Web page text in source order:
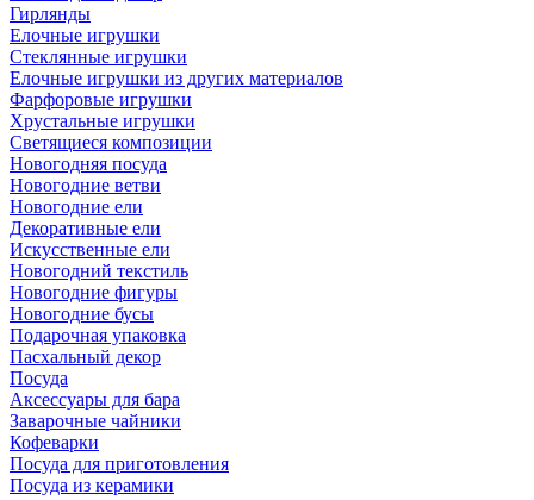
Гирлянды
Елочные игрушки
Стеклянные игрушки
Елочные игрушки из других материалов
Фарфоровые игрушки
Хрустальные игрушки
Светящиеся композиции
Новогодняя посуда
Новогодние ветви
Новогодние ели
Декоративные ели
Искусственные ели
Новогодний текстиль
Новогодние фигуры
Новогодние бусы
Подарочная упаковка
Пасхальный декор
Посуда
Аксессуары для бара
Заварочные чайники
Кофеварки
Посуда для приготовления
Посуда из керамики